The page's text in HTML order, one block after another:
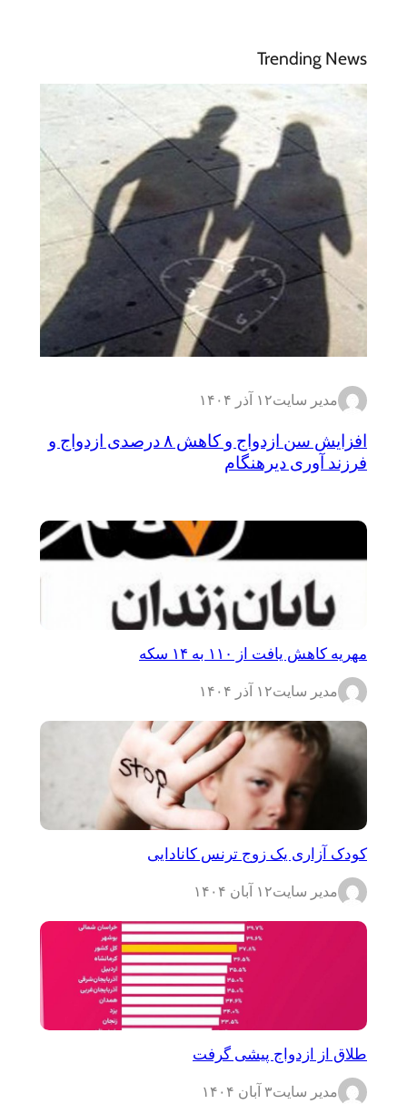
Trending News
مدیر سایت۱۲ آذر ۱۴۰۴
افزایش سن ازدواج و کاهش ۸ درصدی ازدواج و
فرزند آوری دیرهنگام
مهریه کاهش یافت از ۱۱۰ به ۱۴ سکه
مدیر سایت۱۲ آذر ۱۴۰۴
کودک آزاری یک زوج ترنس کانادایی
مدیر سایت۱۲ آبان ۱۴۰۴
طلاق از ازدواج پیشی گرفت
مدیر سایت۳ آبان ۱۴۰۴